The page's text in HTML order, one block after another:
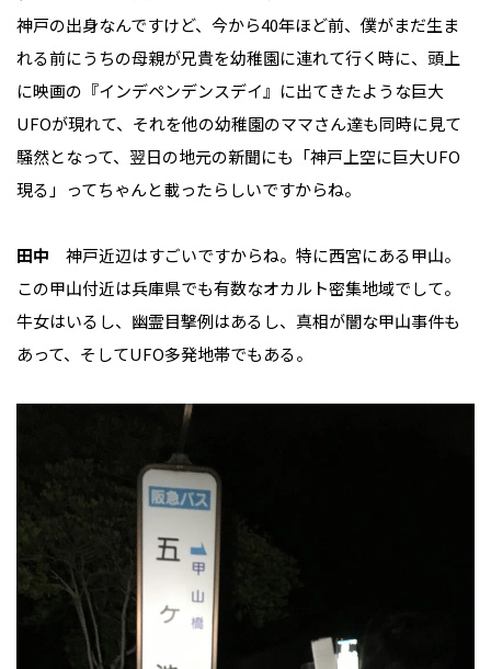
神戸の出身なんですけど、今から40年ほど前、僕がまだ生ま
れる前にうちの母親が兄貴を幼稚園に連れて行く時に、頭上
に映画の『インデペンデンスデイ』に出てきたような巨大
UFOが現れて、それを他の幼稚園のママさん達も同時に見て
騒然となって、翌日の地元の新聞にも「神戸上空に巨大UFO
現る」ってちゃんと載ったらしいですからね。
田中 神戸近辺はすごいですからね。特に西宮にある甲山。
この甲山付近は兵庫県でも有数なオカルト密集地域でして。
牛女はいるし、幽霊目撃例はあるし、真相が闇な甲山事件も
あって、そしてUFO多発地帯でもある。